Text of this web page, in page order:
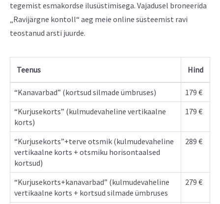
tegemist esmakordse ilusüstimisega. Vajadusel broneerida
„Ravijärgne kontoll“ aeg meie online süsteemist ravi
teostanud arsti juurde.
Teenus Hind
“Kanavarbad” (kortsud silmade ümbruses)
179 €
“Kurjusekorts” (kulmudevaheline vertikaalne
korts)
179 €
“Kurjusekorts”+terve otsmik (kulmudevaheline
vertikaalne korts + otsmiku horisontaalsed
kortsud)
289 €
“Kurjusekorts+kanavarbad” (kulmudevaheline
vertikaalne korts + kortsud silmade ümbruses
279 €